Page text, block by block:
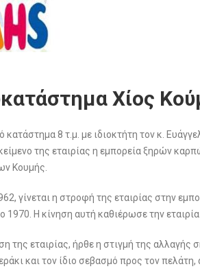
Χίος
κατάστημα 8 τ.μ. με ιδιοκτήτη τον κ.
της εταιρίας η εμπορεία ξηρών
Κουμής.
γίνεται η στροφή της εταιρίας στην
1970. Η κίνηση αυτή καθιέρωσε την
της εταιρίας, ήρθε η στιγμή της αλλαγής
και τον ίδιο σεβασμό προς τον